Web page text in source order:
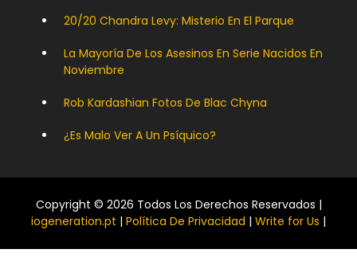
20/20 Chandra Levy: Misterio En El Parque
La Mayoría De Los Asesinos En Serie Nacidos En
Noviembre
Rob Kardashian Fotos De Blac Chyna
¿Es Malo Ver A Un Psíquico?
Copyright © 2026 Todos Los Derechos Reservados |
iogeneration.pt | Política De Privacidad | Write for Us |